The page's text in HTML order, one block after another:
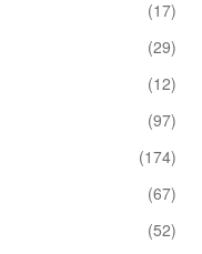
(17)
(29)
(12)
(97)
(174)
(67)
(52)